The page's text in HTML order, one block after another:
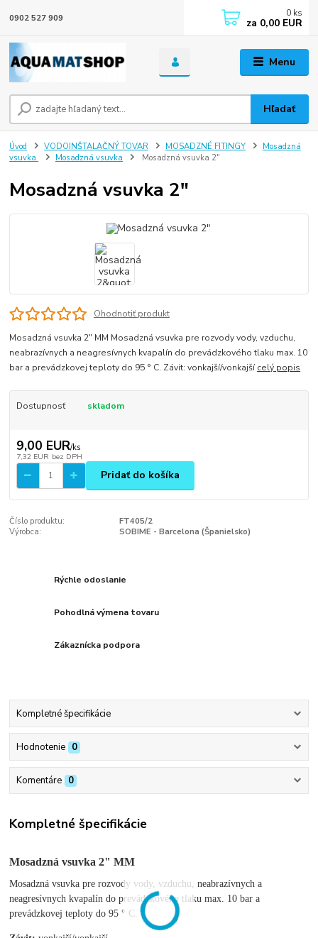
Menu
Hľadať
0902 527 909 0 ks
za 0,00 EUR
Úvod VODOINŠTALAČNÝ TOVAR MOSADZNÉ FITINGY
Mosadzná
vsuvka
Mosadzná vsuvka Mosadzná vsuvka 2"
Mosadzná vsuvka 2"
Ohodnotiť produkt
Mosadzná vsuvka 2" MM Mosadzná vsuvka pre rozvody vody, vzduchu,
neabrazívnych a neagresívnych kvapalín do prevádzkového tlaku max. 10
bar a prevádzkovej teploty do 95 ° C. Závit: vonkajší/vonkajšícelý popis
Dostupnosť skladom
9,00 EUR/ks
7,32 EUR bez DPH
Pridať do košíka
Číslo produktu:
FT405/2
Výrobca:
SOBIME - Barcelona (Španielsko)
Rýchle odoslanie
Pohodlná výmena tovaru
Zákaznícka podpora
Kompletné špecifikácie
Hodnotenie 0
Komentáre 0
Kompletné špecifikácie
Mosadzná vsuvka 2" MM
Mosadzná vsuvka pre rozvody vody, vzduchu, neabrazívnych a
neagresívnych kvapalín do prevádzkového tlaku max. 10 bar a
prevádzkovej teploty do 95 ° C.